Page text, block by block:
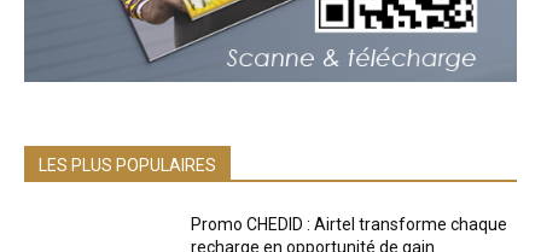
LES PLUS POPULAIRES
Promo CHEDID : Airtel transforme chaque
recharge en opportunité de gain